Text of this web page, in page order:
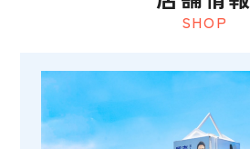
SHOP